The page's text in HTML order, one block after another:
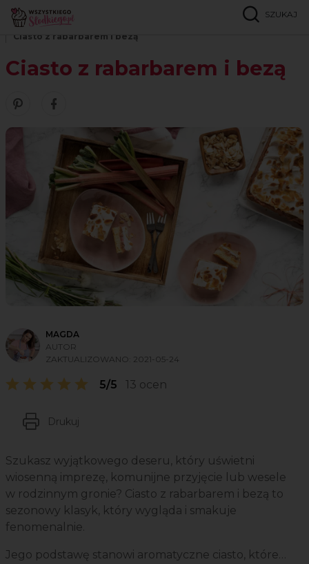
SZUKAJ
Strona główna
Ciasto z rabarbarem i bezą
Ciasto z rabarbarem i bezą
Zobacz nasze piny w serwisie Pinterest
Udostępnij ten przepis w serwisie Facebook
MAGDA
AUTOR
ZAKTUALIZOWANO: 2021-05-24
5/5 13 ocen
Drukuj
Szukasz wyjątkowego deseru, który uświetni
wiosenną imprezę, komunijne przyjęcie lub wesele
w rodzinnym gronie? Ciasto z rabarbarem i bezą to
sezonowy klasyk, który wygląda i smakuje
fenomenalnie.
Jego podstawę stanowi aromatyczne ciasto, które…